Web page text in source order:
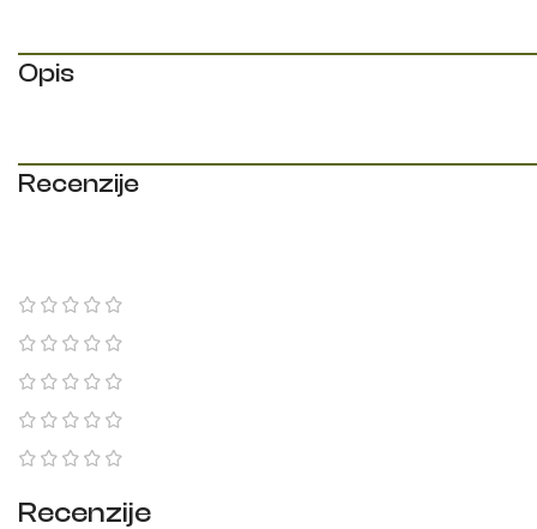
Opis
Recenzije
Recenzije